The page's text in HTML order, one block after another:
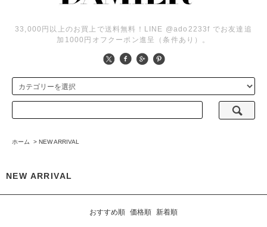
33,000円以上のお買上で送料無料！LINE @ado2233f でお友達追
加1000円オフクーポン進呈（条件あり）。
ホーム > NEW ARRIVAL
NEW ARRIVAL
おすすめ順 価格順 新着順